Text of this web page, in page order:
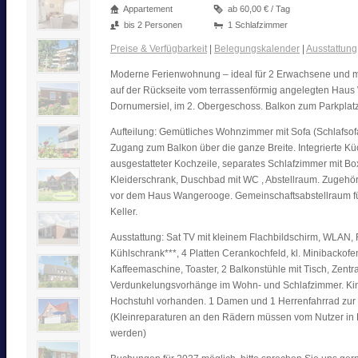
Appartement
bis 2 Personen
ab 60,00 € / Tag
1 Schlafzimmer
Preise & Verfügbarkeit Belegungskalender Ausstattung
Moderne Ferienwohnung – ideal für 2 Erwachsene und
auf der Rückseite vom terrassenförmig angelegten
Dornumersiel, im 2. Obergeschoss. Balkon zum
Aufteilung: Gemütliches Wohnzimmer mit Sofa
Zugang zum Balkon über die ganze Breite. Integrierte
ausgestatteter Kochzeile, separates Schlafzimmer mit
Kleiderschrank, Duschbad mit WC , Abstellraum.
vor dem Haus Wangerooge. Gemeinschaftsabstellraum
Keller.
Ausstattung: Sat TV mit kleinem Flachbildschirm, WLAN,
Kühlschrank***, 4 Platten Cerankochfeld, kl.
Kaffeemaschine, Toaster, 2 Balkonstühle mit Tisch,
Verdunkelungsvorhänge im Wohn- und Schlafzimmer.
Hochstuhl vorhanden. 1 Damen und 1 Herrenfahrrad
(Kleinreparaturen an den Rädern müssen vom Nutzer
werden)